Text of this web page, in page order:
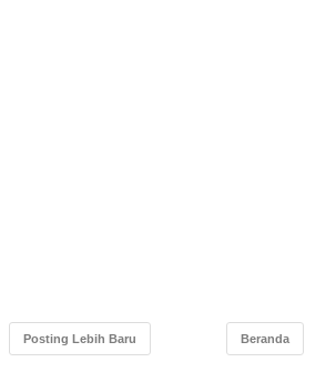
Posting Lebih Baru Beranda